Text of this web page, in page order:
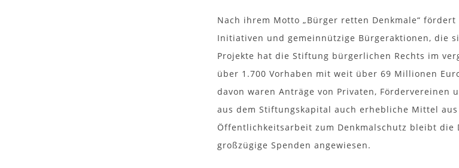
Nach ihrem Motto „Bürger retten Denkmale“
Initiativen und gemeinnützige Bürgeraktionen, die
Projekte hat die Stiftung bürgerlichen Rechts im
über 1.700 Vorhaben mit weit über 69 Millionen
davon waren Anträge von Privaten,
aus dem Stiftungskapital auch erhebliche Mittel
Öffentlichkeitsarbeit zum Denkmalschutz bleibt
großzügige Spenden angewiesen.